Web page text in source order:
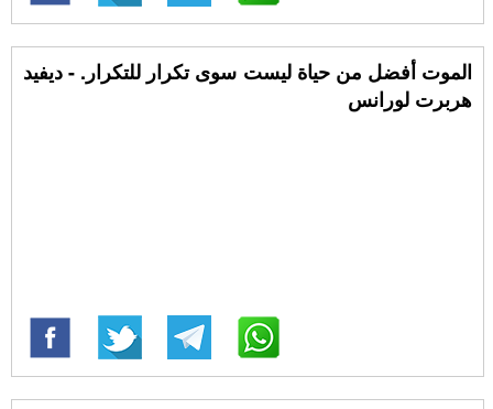
الموت أفضل من حياة ليست سوى تكرار للتكرار. - ديفيد
هربرت لورانس